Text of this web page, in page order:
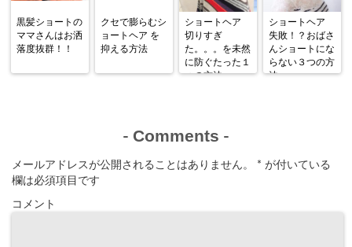
黒髪ショートの
ママさんはお洒
落度抜群！！
クセで膨らむシ
ョートヘア を
抑える方法
ショートヘア
切りすぎ
た。。。を未然
に防ぐたった１
つの方法
ショートヘア
失敗！？おばさ
んショートにな
らない３つの方
法
- Comments -
メールアドレスが公開されることはありません。 * が付いている
欄は必須項目です
コメント